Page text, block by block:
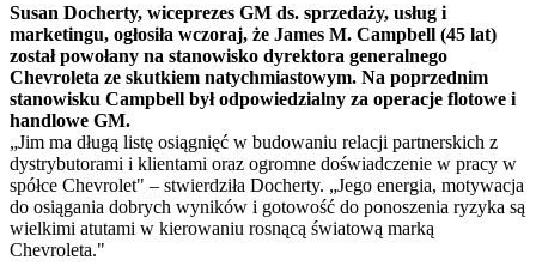
Susan Docherty, wiceprezes GM ds. sprzedaży, usług i
marketingu, ogłosiła wczoraj, że James M. Campbell (45 lat)
został powołany na stanowisko dyrektora generalnego
Chevroleta ze skutkiem natychmiastowym. Na poprzednim
stanowisku Campbell był odpowiedzialny za operacje flotowe i
handlowe GM.
„Jim ma długą listę osiągnięć w budowaniu relacji partnerskich z
dystrybutorami i klientami oraz ogromne doświadczenie w pracy w
spółce Chevrolet" – stwierdziła Docherty. „Jego energia, motywacja
do osiągania dobrych wyników i gotowość do ponoszenia ryzyka są
wielkimi atutami w kierowaniu rosnącą światową marką
Chevroleta."